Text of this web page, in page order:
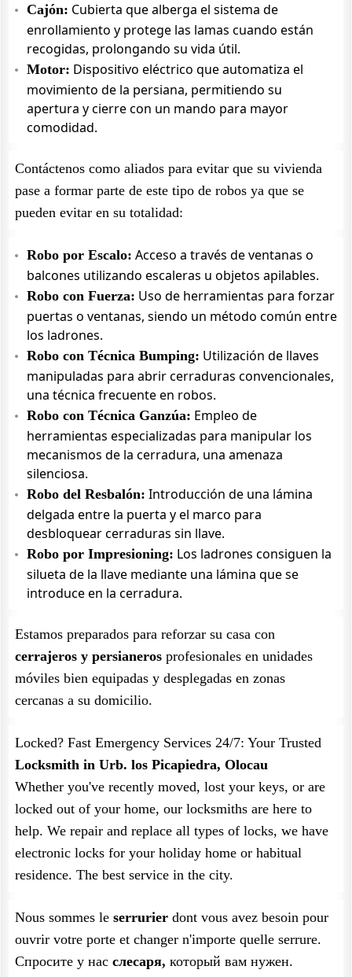
Cajón: Cubierta que alberga el sistema de
enrollamiento y protege las lamas cuando están
recogidas, prolongando su vida útil.
Motor: Dispositivo eléctrico que automatiza el
movimiento de la persiana, permitiendo su
apertura y cierre con un mando para mayor
comodidad.
Contáctenos como aliados para evitar que su vivienda
pase a formar parte de este tipo de robos ya que se
pueden evitar en su totalidad:
Robo por Escalo: Acceso a través de ventanas o
balcones utilizando escaleras u objetos apilables.
Robo con Fuerza: Uso de herramientas para forzar
puertas o ventanas, siendo un método común entre
los ladrones.
Robo con Técnica Bumping: Utilización de llaves
manipuladas para abrir cerraduras convencionales,
una técnica frecuente en robos.
Robo con Técnica Ganzúa: Empleo de
herramientas especializadas para manipular los
mecanismos de la cerradura, una amenaza
silenciosa.
Robo del Resbalón: Introducción de una lámina
delgada entre la puerta y el marco para
desbloquear cerraduras sin llave.
Robo por Impresioning: Los ladrones consiguen la
silueta de la llave mediante una lámina que se
introduce en la cerradura.
Estamos preparados para reforzar su casa con
cerrajeros y persianeros profesionales en unidades
móviles bien equipadas y desplegadas en zonas
cercanas a su domicilio.
Locked? Fast Emergency Services 24/7: Your Trusted
Locksmith in Urb. los Picapiedra, Olocau
Whether you've recently moved, lost your keys, or are
locked out of your home, our locksmiths are here to
help. We repair and replace all types of locks, we have
electronic locks for your holiday home or habitual
residence. The best service in the city.
Nous sommes le serrurier dont vous avez besoin pour
ouvrir votre porte et changer n'importe quelle serrure.
Спросите у нас слесаря, который вам нужен.